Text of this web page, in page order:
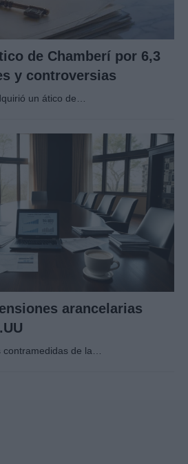
de Chamberí por 6,3
y controversias
un ático de…
arancelarias
de la…